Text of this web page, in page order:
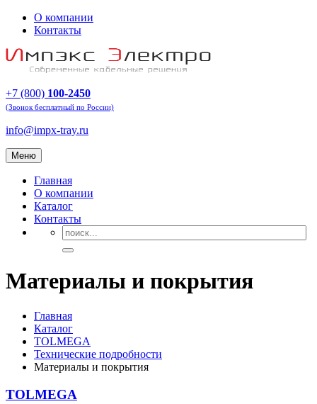
О компании
Контакты
+7 (800) 100-2450
(Звонок бесплатный по России)
info@impx-tray.ru
Меню
Главная
О компании
Каталог
Контакты
Материалы и покрытия
Главная
Каталог
TOLMEGA
Технические подробности
Материалы и покрытия
TOLMEGA